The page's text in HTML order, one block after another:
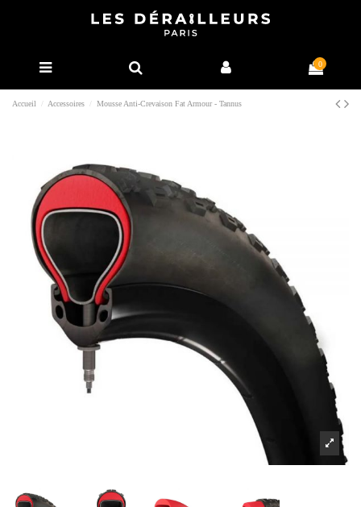
0
Accueil Accessoires Mousse Anti-Crevaison Fat Armour - Tannus